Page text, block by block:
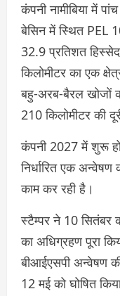
कंपनी नामीबिया में
बेसिन में स्थित PEL
32.9 प्रतिशत
किलोमीटर का एक
बहु-अरब-बैरल खोजों
210 किलोमीटर की
कंपनी 2027 में शुरू
निर्धारित एक
काम कर रही है।
स्टैम्पर ने 10 सितंबर
का अधिग्रहण पूरा
बीआईएसपी अन्वेषण
12 मई को घोषित